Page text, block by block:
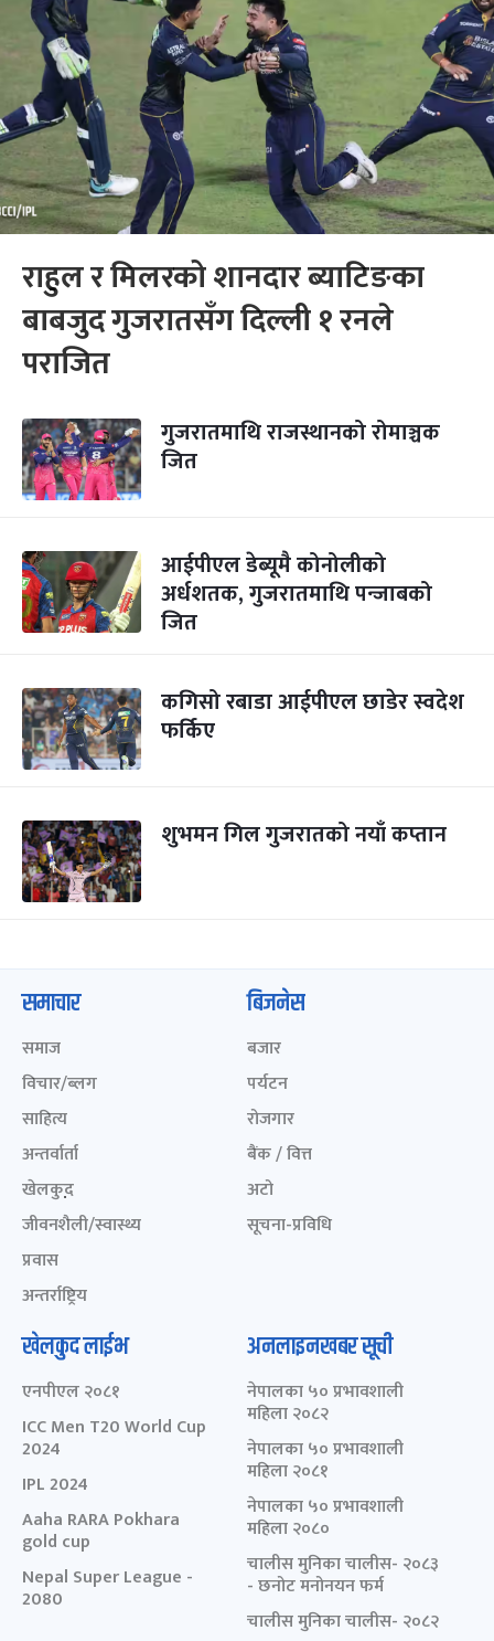
राहुल र मिलरको शानदार ब्याटिङका
बाबजुद गुजरातसँग दिल्ली १ रनले
पराजित
गुजरातमाथि राजस्थानको रोमाञ्चक
जित
आईपीएल डेब्यूमै कोनोलीको
अर्धशतक, गुजरातमाथि पन्जाबको
जित
कगिसो रबाडा आईपीएल छाडेर स्वदेश
फर्किए
शुभमन गिल गुजरातको नयाँ कप्तान
समाचार
समाज
विचार/ब्लग
साहित्य
अन्तर्वार्ता
खेलकुद़़
जीवनशैली/स्वास्थ्य
प्रवास
अन्तर्राष्ट्रिय
बिजनेस
बजार
पर्यटन
रोजगार
बैंक / वित्त
अटो
सूचना-प्रविधि
खेलकुद लाईभ
एनपीएल २०८१
ICC Men T20 World Cup
2024
IPL 2024
Aaha RARA Pokhara
gold cup
Nepal Super League -
2080
अनलाइनखबर सूची
नेपालका ५० प्रभावशाली
महिला २०८२
नेपालका ५० प्रभावशाली
महिला २०८१
नेपालका ५० प्रभावशाली
महिला २०८०
चालीस मुनिका चालीस- २०८३
- छनोट मनोनयन फर्म
चालीस मुनिका चालीस- २०८२